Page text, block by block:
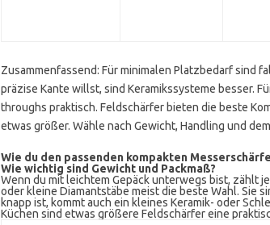
Zusammenfassend: Für minimalen Platzbedarf sind
präzise Kante willst, sind Keramikssysteme besser.
throughs praktisch. Feldschärfer bieten die beste
etwas größer. Wähle nach Gewicht, Handling und
Wie du den passenden kompakten
Wie wichtig sind Gewicht und Packmaß?
Wenn du mit leichtem Gepäck unterwegs bist, zählt
oder kleine Diamantstäbe meist die beste Wahl. Sie
knapp ist, kommt auch ein kleines Keramik- oder
Küchen sind etwas größere Feldschärfer eine